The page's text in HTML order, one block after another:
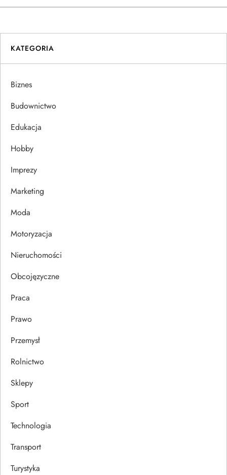
g
a
c
a
w
p
s
u
KATEGORIA
Biznes
Budownictwo
Edukacja
Hobby
Imprezy
Marketing
Moda
Motoryzacja
Nieruchomości
Obcojęzyczne
Praca
Prawo
Przemysł
Rolnictwo
Sklepy
Sport
Technologia
Transport
Turystyka